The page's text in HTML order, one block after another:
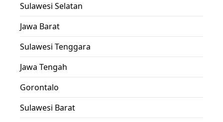
Sulawesi Selatan
Jawa Barat
Sulawesi Tenggara
Jawa Tengah
Gorontalo
Sulawesi Barat